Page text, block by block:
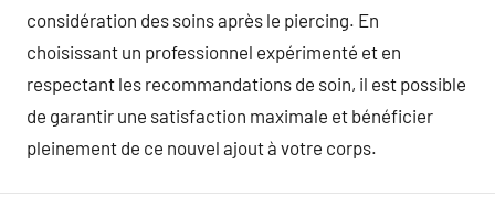
considération des soins après le piercing. En
choisissant un professionnel expérimenté et en
respectant les recommandations de soin, il est possible
de garantir une satisfaction maximale et bénéficier
pleinement de ce nouvel ajout à votre corps.